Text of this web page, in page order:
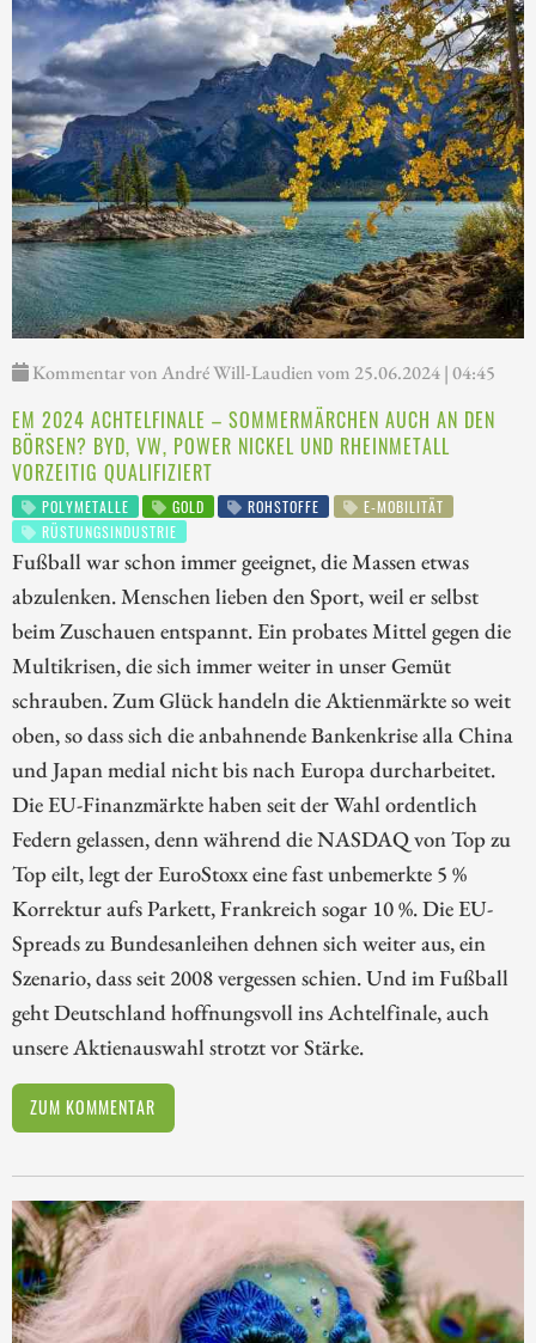
Kommentar von André Will-Laudien vom 25.06.2024 | 04:45
EM 2024 ACHTELFINALE – SOMMERMÄRCHEN AUCH AN DEN
BÖRSEN? BYD, VW, POWER NICKEL UND RHEINMETALL
VORZEITIG QUALIFIZIERT
POLYMETALLE GOLD ROHSTOFFE
E-MOBILITÄT
RÜSTUNGSINDUSTRIE
Fußball war schon immer geeignet, die Massen etwas
abzulenken. Menschen lieben den Sport, weil er selbst
beim Zuschauen entspannt. Ein probates Mittel gegen die
Multikrisen, die sich immer weiter in unser Gemüt
schrauben. Zum Glück handeln die Aktienmärkte so weit
oben, so dass sich die anbahnende Bankenkrise alla China
und Japan medial nicht bis nach Europa durcharbeitet.
Die EU-Finanzmärkte haben seit der Wahl ordentlich
Federn gelassen, denn während die NASDAQ von Top zu
Top eilt, legt der EuroStoxx eine fast unbemerkte 5 %
Korrektur aufs Parkett, Frankreich sogar 10 %. Die EU-
Spreads zu Bundesanleihen dehnen sich weiter aus, ein
Szenario, dass seit 2008 vergessen schien. Und im Fußball
geht Deutschland hoffnungsvoll ins Achtelfinale, auch
unsere Aktienauswahl strotzt vor Stärke.
ZUM KOMMENTAR